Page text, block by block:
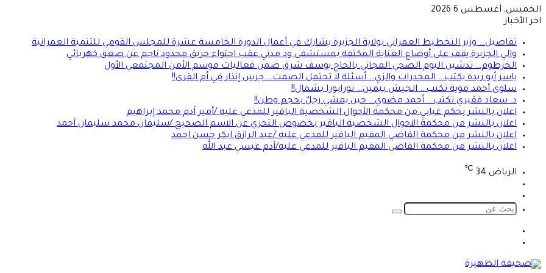
الخميس, أغسطس 6 2026
اخر الأخبار
تفاصيل… وزير التخطيط العمراني بولاية الجزيرة يشارك في أعمال الدورة الخامسة عشرة للمجلس القومي للتنمية العمرانية
والي الجزيرة يقف على أوضاع العناية المكثفة بمستشفى ود مدني عقب احتواء حريق محدود ناجم عن صعق كهربائي
الخرطوم… تدشين اليوم الصحي المجاني بالحاج يوسف شرق ضمن فعاليات موسم الأمن المجتمعي الأول
ياسر أبو ريدة يكتب… المخدرات والزي… أسئلة لا تحتمل الصمت… جرس إنذار في أم القرى!!
سلوى أحمد موية تكتب… الجيش بيمين… تورابورا بشمال!!
د. سعاد فقيري تكتب… أحمد مضوي… حين يمشي رجلٌ بحجم وطن!!
اعلان بالنشر بحكم غيابي من محكمة الأحوال الشخصية الباقير للمدعي عليه /أمير آدم محمد إبراهيم
اعلان بالنشر من محكمة الاحوال الشخصية الباقير بخصوص التحري عن الاسم الصحيح /سليمان محمد سليمان أحمد
اعلان بالنشر من محكمة القاضي المقيم الباقير للمدعي عليه /عبد الرازق ابكر حسن احمد
اعلان بالنشر من محكمة القاضي المقيم الباقير للمدعي عليه/آدم عيسي عبد الله
الرياض 34
℃
المظلم
بحث